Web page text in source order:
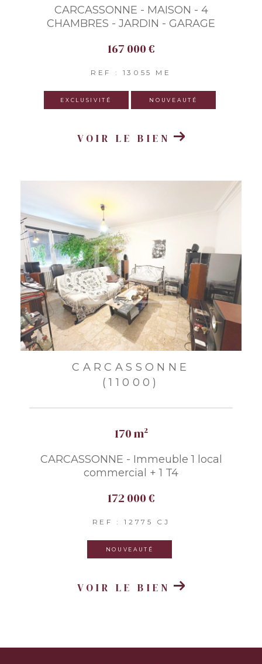
CARCASSONNE - MAISON - 4
CHAMBRES - JARDIN - GARAGE
167 000 €
REF : 13055 ME
EXCLUSIVITÉ NOUVEAUTÉ
VOIR LE BIEN
CARCASSONNE
(11000)
170 m²
CARCASSONNE - Immeuble 1 local
commercial + 1 T4
172 000 €
REF : 12775 CJ
NOUVEAUTÉ
VOIR LE BIEN